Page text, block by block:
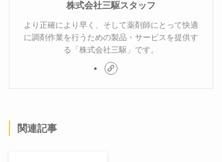
株式会社三駆スタッフ
より正確により早く、そして薬剤師にとって快適
に調剤作業を行うための製品・サービスを提供す
る「株式会社三駆」です。
関連記事